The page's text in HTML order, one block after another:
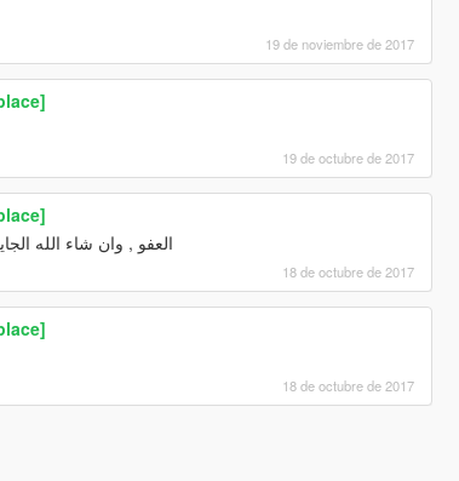
19 de noviembre de 2017
19 de octubre de 2017
العفو , وان شاء الله
18 de octubre de 2017
18 de octubre de 2017